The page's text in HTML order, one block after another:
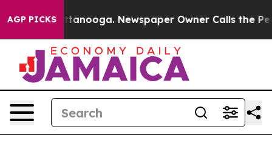
AGP PICKS
in Chattanooga. Newspaper Owner Calls the